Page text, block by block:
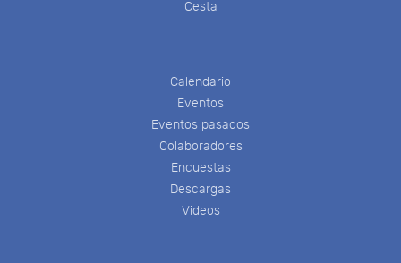
Cesta
Calendario
Eventos
Eventos pasados
Colaboradores
Encuestas
Descargas
Videos